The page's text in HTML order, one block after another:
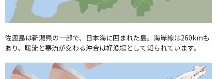
佐渡島は新潟県の一部で、日本海に囲まれた島。海岸線は260kmも
あり、暖流と寒流が交わる沖合は好漁場として知られています。